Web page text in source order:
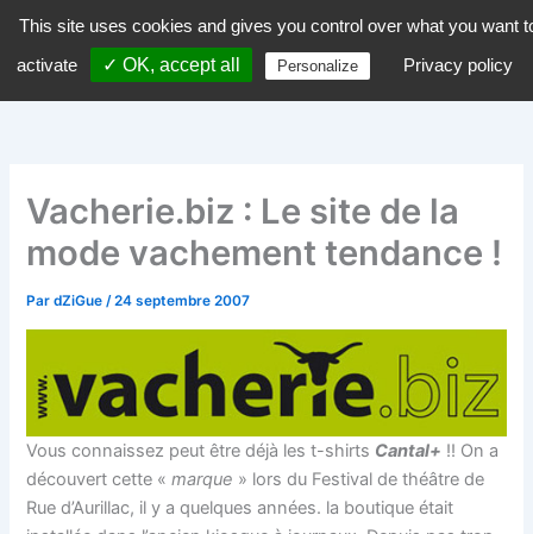
contenu
dZiGue
Vacherie.biz : Le site de la
mode vachement tendance !
PardZiGue/24 septembre 2007
Vous connaissez peut être déjà les t-shirts Cantal+ !! On a
découvert cette «marque » lors du Festival de théâtre de
Rue d’Aurillac, il y a quelques années. la boutique était
This site uses cookies and gives you control over what you want
activate
✓ OK, accept all Personalize Privacy policy